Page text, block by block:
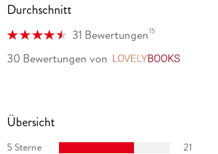
Roman ist nicht nur spannend, sondern
Sachkenntnis geprägt. « Hans-Dieter Füser,
Morgen
Bremen
Durchschnitt
31 Bewertungen15
30 Bewertungen von
Übersicht
5 Sterne
21